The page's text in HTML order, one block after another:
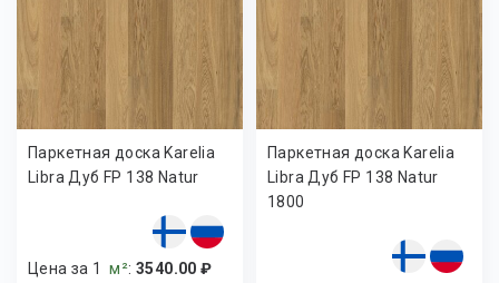
Паркетная доска Karelia
Libra Дуб FP 138 Natur
Цена за 1м²:3540.00 ₽
Паркетная доска Karelia
Libra Дуб FP 138 Natur
1800